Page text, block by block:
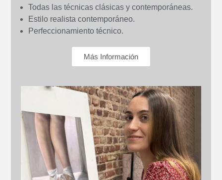
Todas las técnicas clásicas y contemporáneas.
Estilo realista contemporáneo.
Perfeccionamiento técnico.
Más Información